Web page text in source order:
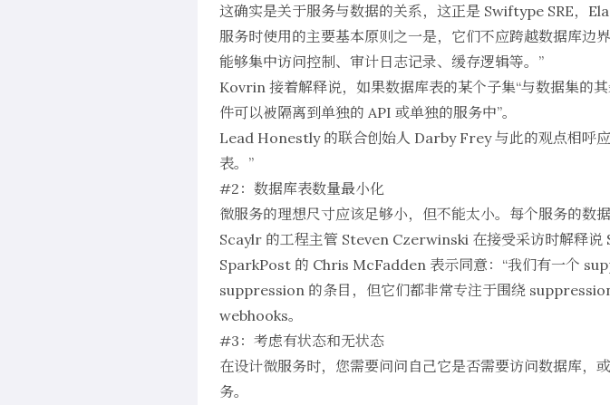
这确实是关于服务与数据的关系，这正是 Swiftype SRE，
服务时使用的主要基本原则之一是，它们不应跨越数据库边
能够集中访问控制、审计日志记录、缓存逻辑等。”
Kovrin 接着解释说，如果数据库表的某个子集“与数据集的
件可以被隔离到单独的 API 或单独的服务中”。
Lead Honestly的联合创始人 Darby Frey 与此的观点相呼
表。”
#2：数据库表数量最小化
微服务的理想尺寸应该足够小，但不能太小。每个服务的数
Scaylr 的工程主管 Steven Czerwinski 在接受采访时解释说
SparkPost 的 Chris McFadden 表示同意：“我们有一个
suppression 的条目，但它们都非常专注于围绕
webhooks。
#3：考虑有状态和无状态
在设计微服务时，您需要问问自己它是否需要访问数据库，
务。